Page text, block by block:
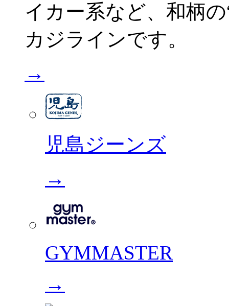
イカー系など、和柄
カジラインです。
→
児島ジーンズ
→
GYMMASTER
→